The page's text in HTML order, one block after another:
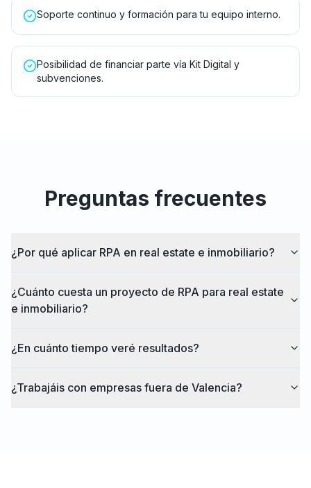
Soporte continuo y formación para tu equipo interno.
Posibilidad de financiar parte vía Kit Digital y
subvenciones.
Preguntas frecuentes
¿Por qué aplicar RPA en real estate e inmobiliario?
¿Cuánto cuesta un proyecto de RPA para real estate
e inmobiliario?
¿En cuánto tiempo veré resultados?
¿Trabajáis con empresas fuera de Valencia?